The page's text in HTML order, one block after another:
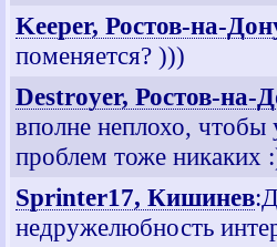
Keeper, Ростов-на-
поменяется? )))
Destroyer, Ростов-на-
вполне неплохо, чтобы
проблем тоже никаких
Sprinter17, Кишинев
недружелюбность